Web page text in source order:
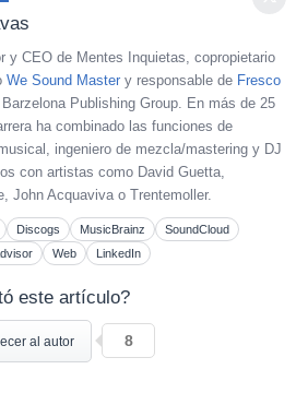
y CEO de Mentes Inquietas, copropietario
We Sound Master y responsable de Fresco
Publishing Group. En más de 25
ha combinado las funciones de
ingeniero de mezcla/mastering y DJ
con artistas como David Guetta,
John Acquaviva o Trentemoller.
Discogs MusicBrainz
SoundCloud
Web LinkedIn
este artículo?
al autor 8